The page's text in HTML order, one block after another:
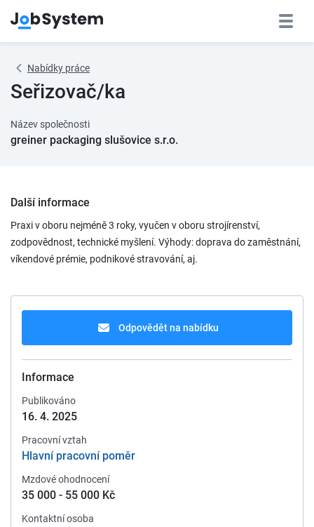
Nabídky práce
Seřizovač/ka
Název společnosti
greiner packaging slušovice s.r.o.
Další informace
Praxi v oboru nejméně 3 roky, vyučen v oboru strojírenství,
zodpovědnost, technické myšlení. Výhody: doprava do zaměstnání,
víkendové prémie, podnikové stravování, aj.
Odpovědět na nabídku
Informace
Publikováno
16. 4. 2025
Pracovní vztah
Hlavní pracovní poměr
Mzdové ohodnocení
35 000 - 55 000 Kč
Kontaktní osoba